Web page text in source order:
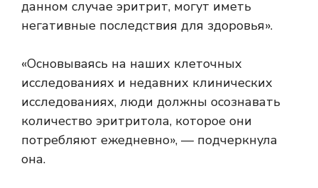
данном случае эритрит, могут иметь
негативные последствия для здоровья».
«Основываясь на наших клеточных
исследованиях и недавних клинических
исследованиях, люди должны осознавать
количество эритритола, которое они
потребляют ежедневно», — подчеркнула
она.